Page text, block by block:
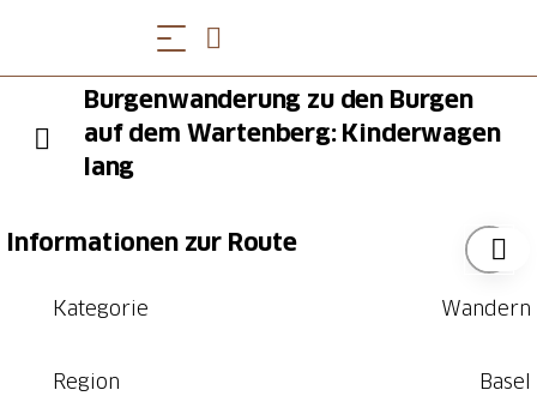
Burgenwanderung zu den Burgen
auf dem Wartenberg: Kinderwagen
lang
Informationen zur Route
Kategorie Wandern
Region Basel